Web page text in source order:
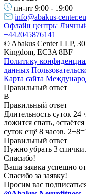
пн-пт 9:00 - 19:00
info@abakus-center.eu
Офлайн центры
+442045876141
© Abakus Center LLP,
Kingdom, EC3A 8BF
Политику
данных
Карта сайта
Правильный ответ
B
Правильный ответ
Длительность суток 24
ложится спать,
суток ещё 8 часов.
Правильный ответ
Нужно убрать 3
Спасибо!
Ваша заявка успешно
Спасибо за заявку!
Просим вас